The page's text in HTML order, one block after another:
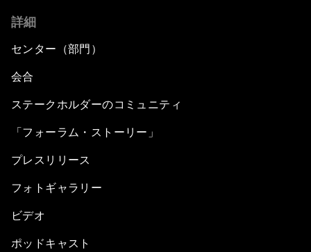
詳細
センター（部門）
会合
ステークホルダーのコミュニティ
「フォーラム・ストーリー」
プレスリリース
フォトギャラリー
ビデオ
ポッドキャスト